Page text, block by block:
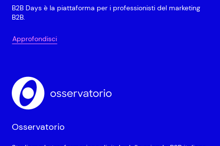
B2B Days è la piattaforma per i professionisti del marketing
B2B.
Approfondisci
Osservatorio